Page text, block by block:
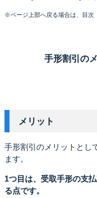
※ページ上部へ戻る場合は、目次
手形割引の
メリット
手形割引のメリットとし
ます。
1つ目は、受取手形の支
る点です。